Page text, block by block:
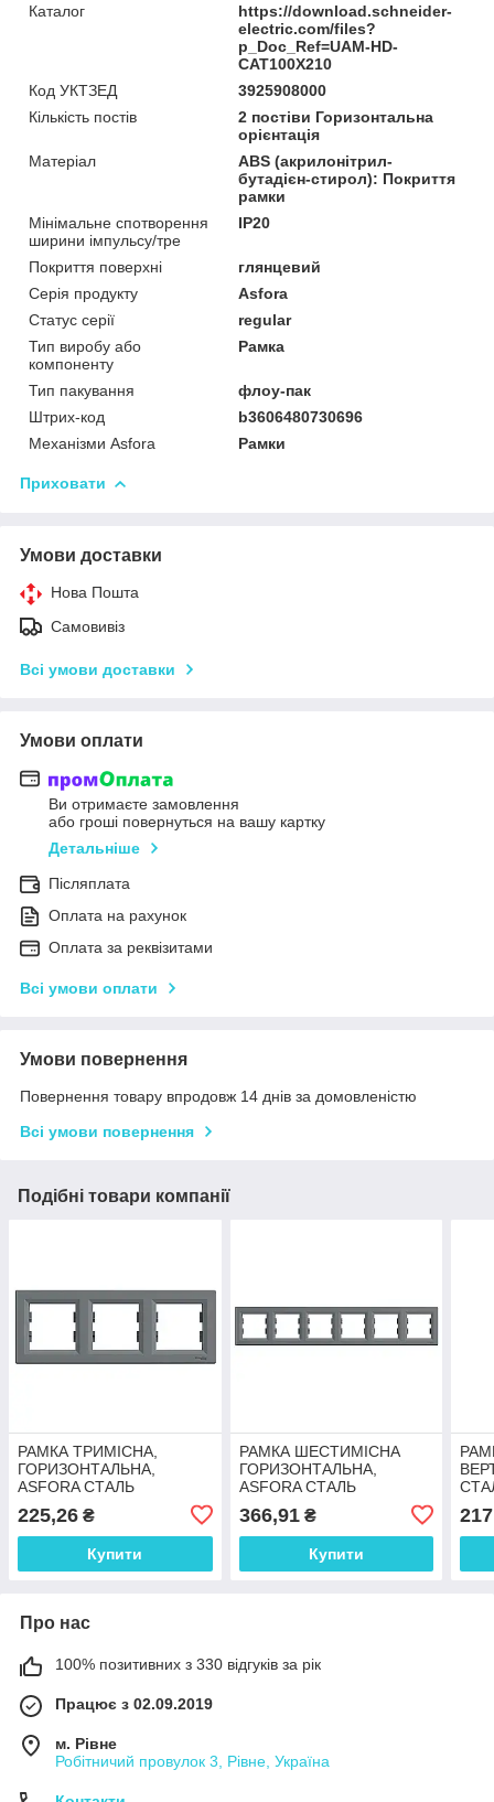
Каталог
https://download.schneider-
electric.com/files?
p_Doc_Ref=UAM-HD-
CAT100X210
Код УКТЗЕД
3925908000
Кількість постів
2 постіви Горизонтальна
орієнтація
Матеріал
ABS (акрилонітрил-
бутадієн-стирол): Покриття
рамки
Мінімальне спотворення
ширини імпульсу/тре
IP20
Покриття поверхні
глянцевий
Серія продукту
Asfora
Статус серії
regular
Тип виробу або
компоненту
Рамка
Тип пакування
флоу-пак
Штрих-код
b3606480730696
Механізми Asfora
Рамки
Приховати
Умови доставки
Нова Пошта
Самовивіз
Всі умови доставки
Умови оплати
Ви отримаєте замовлення
або гроші повернуться на вашу картку
Детальніше
Післяплата
Оплата на рахунок
Оплата за реквізитами
Всі умови оплати
Умови повернення
Повернення товару впродовж 14 днів за домовленістю
Всі умови повернення
Подібні товари компанії
РАМКА ТРИМІСНА,
ГОРИЗОНТАЛЬНА,
ASFORA СТАЛЬ
225,26 ₴
Купити
РАМКА ШЕСТИМІСНА
ГОРИЗОНТАЛЬНА,
ASFORA СТАЛЬ
366,91₴
Купити
Про нас
100% позитивних з 330 відгуків за рік
Працює з 02.09.2019
м. Рівне
Робітничий провулок 3, Рівне, Україна